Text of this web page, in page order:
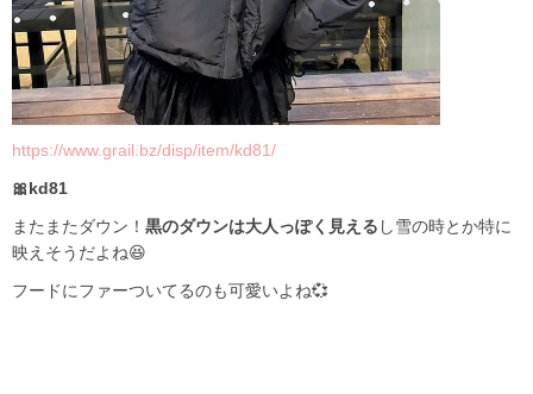
https://www.grail.bz/disp/item/kd81/
🎀kd81
またまたダウン！ 黒のダウンは大人っぽく見える し雪の時とか特に
映えそうだよね😆
フードにファーついてるのも可愛いよね💞